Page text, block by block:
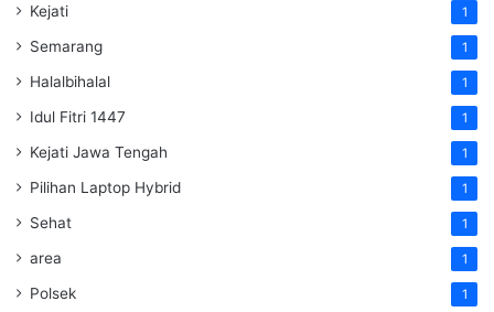
Kejati 1
Semarang 1
Halalbihalal 1
Idul Fitri 1447 1
Kejati Jawa Tengah 1
Pilihan Laptop Hybrid 1
Sehat 1
area 1
Polsek 1